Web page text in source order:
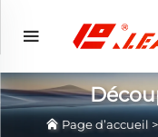
Page d’accueil >